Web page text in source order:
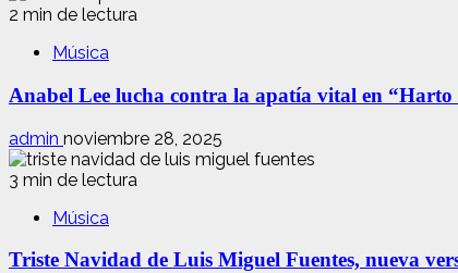
2 min de lectura
Música
Anabel Lee lucha contra la apatía vital en “Harto
admin noviembre 28, 2025
3 min de lectura
Música
Triste Navidad de Luis Miguel Fuentes, nueva